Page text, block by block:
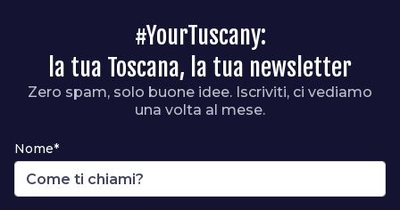
#YourTuscany:
la tua Toscana, la tua newsletter
Zero spam, solo buone idee. Iscriviti, ci vediamo
una volta al mese.
Nome*